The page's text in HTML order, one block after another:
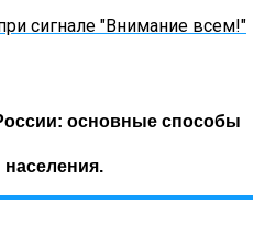
деятельность
сигнале "Внимание всем!"
основные способы